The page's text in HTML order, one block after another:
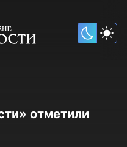
отметили